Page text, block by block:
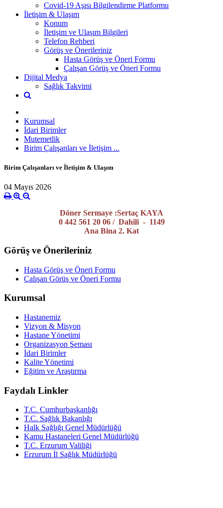
Covid-19 Aşısı Bilgilendirme Platformu
İletişim & Ulaşım
Konum
İletişim ve Ulaşım Bilgileri
Telefon Rehberi
Görüş ve Önerileriniz
Hasta Görüş ve Öneri Formu
Çalışan Görüş ve Öneri Formu
Dijital Medya
Sağlık Takvimi
Kurumsal
İdari Birimler
Mutemetlik
Birim Çalışanları ve İletişim ...
Birim Çalışanları ve İletişim & Ulaşım
04 Mayıs 2026
Döner Sermaye :Sertaç KAYA
0 442 561 20 06 / Dahili - 1149
Ana Bina 2. Kat
Görüş ve Önerileriniz
Hasta Görüş ve Öneri Formu
Çalışan Görüş ve Öneri Formu
Kurumsal
Hastanemiz
Vizyon & Misyon
Hastane Yönetimi
Organizasyon Şeması
İdari Birimler
Kalite Yönetimi
Eğitim ve Araştırma
Faydalı Linkler
T.C. Cumhurbaşkanlığı
T.C. Sağlık Bakanlığı
Halk Sağlığı Genel Müdürlüğü
Kamu Hastaneleri Genel Müdürlüğü
T.C. Erzurum Valiliği
Erzurum İl Sağlık Müdürlüğü